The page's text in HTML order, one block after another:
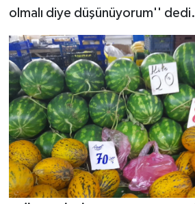
olmalı diye düşünüyorum'' dedi.